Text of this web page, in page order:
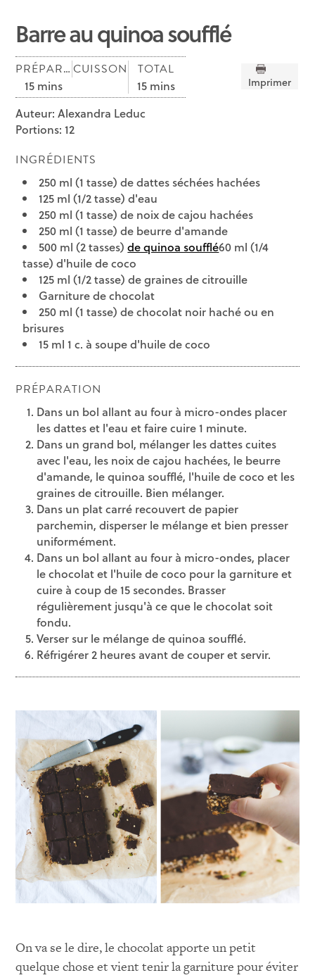
Barre au quinoa soufflé
Imprimer
PRÉPARATION
15 mins
CUISSON TOTAL
15 mins
Auteur:Alexandra Leduc
Portions:12
INGRÉDIENTS
250 ml (1 tasse) de dattes séchées hachées
125 ml (1/2 tasse) d'eau
250 ml (1 tasse) de noix de cajou hachées
250 ml (1 tasse) de beurre d'amande
500 ml (2 tasses)de quinoa soufflé60 ml (1/4
tasse) d'huile de coco
125 ml (1/2 tasse) de graines de citrouille
Garniture de chocolat
250 ml (1 tasse) de chocolat noir haché ou en
brisures
15 ml 1 c. à soupe d'huile de coco
PRÉPARATION
Dans un bol allant au four à micro-ondes placer
les dattes et l'eau et faire cuire 1 minute.
Dans un grand bol, mélanger les dattes cuites
avec l'eau, les noix de cajou hachées, le beurre
d'amande, le quinoa soufflé, l'huile de coco et les
graines de citrouille. Bien mélanger.
Dans un plat carré recouvert de papier
parchemin, disperser le mélange et bien presser
uniformément.
Dans un bol allant au four à micro-ondes, placer
le chocolat et l'huile de coco pour la garniture et
cuire à coup de 15 secondes. Brasser
régulièrement jusqu'à ce que le chocolat soit
fondu.
Verser sur le mélange de quinoa soufflé.
Réfrigérer 2 heures avant de couper et servir.
On va se le dire, le chocolat apporte un petit
quelque chose et vient tenir la garniture pour éviter